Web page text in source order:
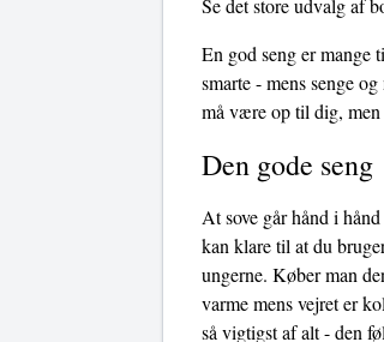
Se det store udvalg af
En god seng er mange
smarte - mens senge
må være op til dig,
Den gode seng
At sove går hånd i
kan klare til at du
ungerne. Køber man
varme mens vejret er
så vigtigst af alt - den